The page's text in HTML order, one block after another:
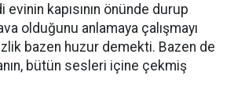
evinin kapısının önünde durup
olduğunu anlamaya çalışmayı
bazen huzur demekti. Bazen de
bütün sesleri içine çekmiş